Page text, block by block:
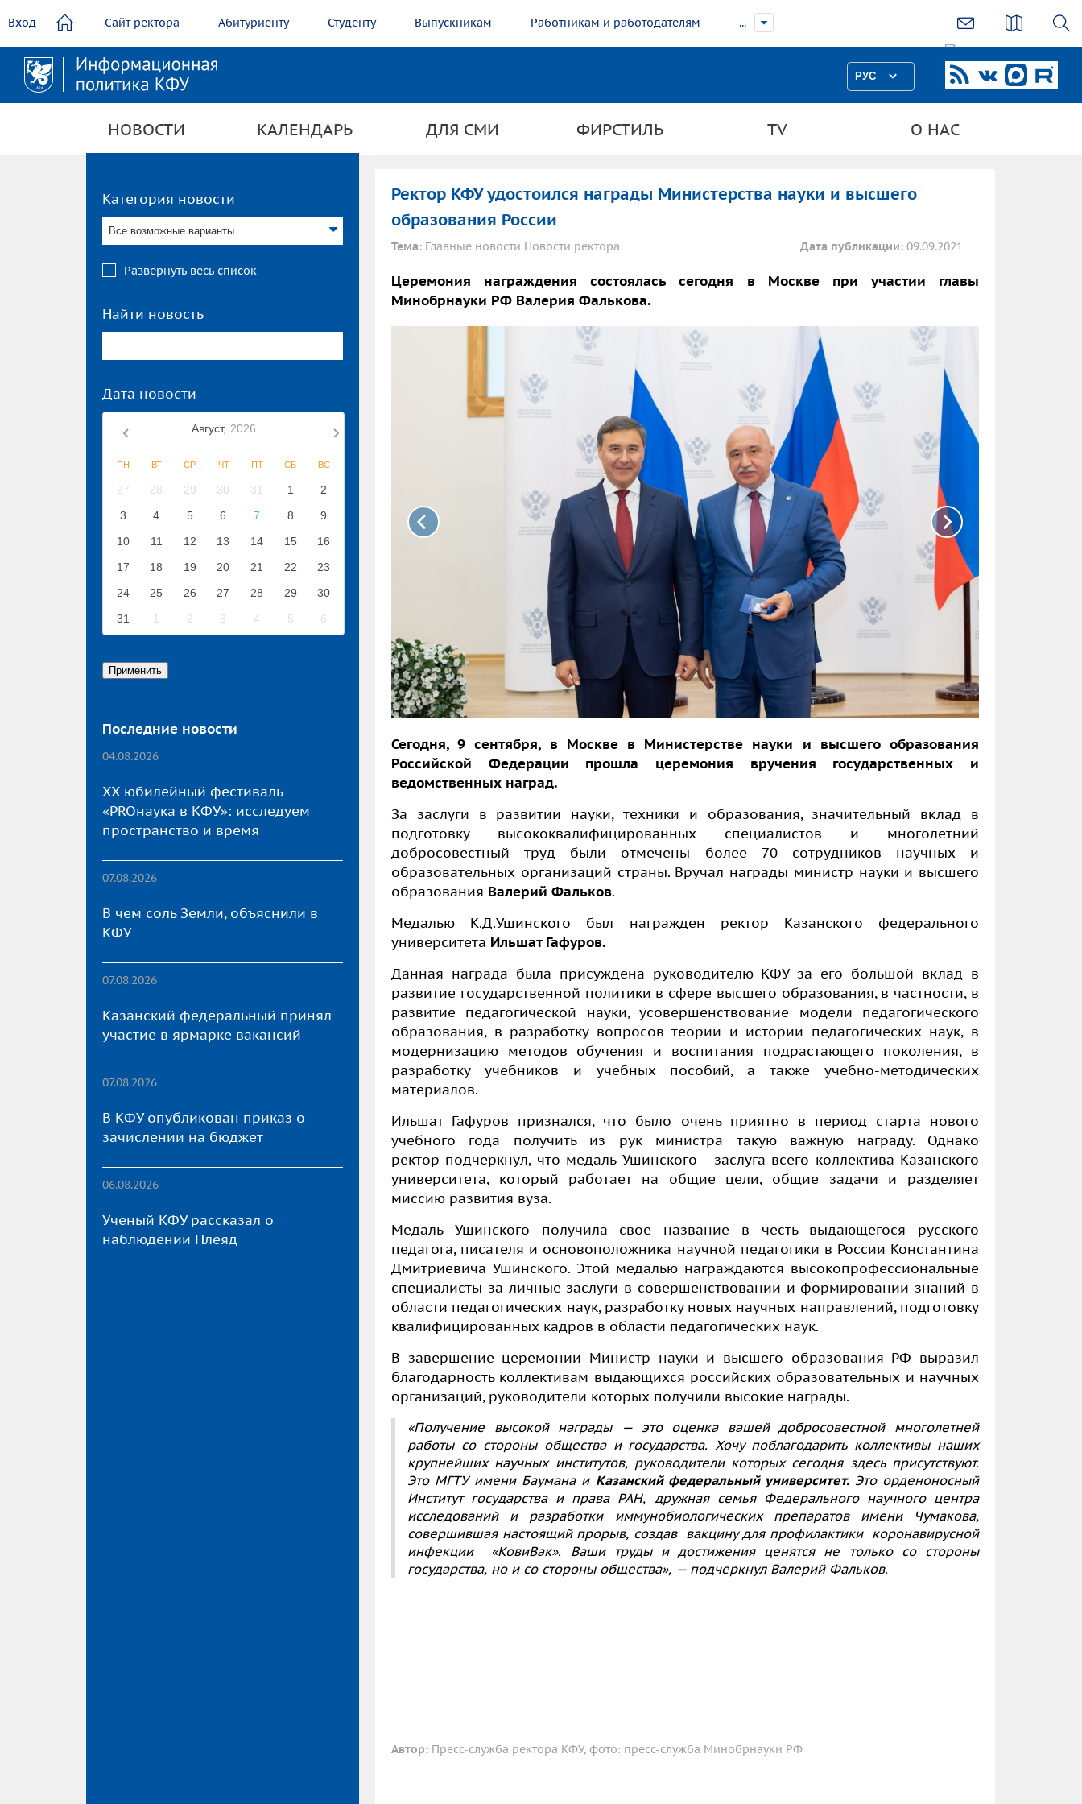
содержанию
Вход Сайт ректора Абитуриенту Студенту Выпускникам Работникам и работодателям ...
РУС
НОВОСТИ КАЛЕНДАРЬ ДЛЯ СМИ ФИРСТИЛЬ TV О НАС
Категория новости
Все возможные варианты
Развернуть весь список
Найти новость
Дата новости
Август, 2026
ПН ВТ СР ЧТ ПТ СБ ВС
27 28 29 30 31 1
2
3
4 5 6 7 8
9
10
11 12 13 14 15
16
17
18 19 20 21 22
23
24
25 26 27 28 29
30
31
1 2 3 4 5 6
Последние новости
04.08.2026
XX юбилейный фестиваль
«PROнаука в КФУ»: исследуем
пространство и время
07.08.2026
В чем соль Земли, объяснили в
КФУ
07.08.2026
Казанский федеральный принял
участие в ярмарке вакансий
07.08.2026
В КФУ опубликован приказ о
зачислении на бюджет
06.08.2026
Ученый КФУ рассказал о
наблюдении Плеяд
Ректор КФУ удостоился награды Министерства науки и высшего
образования России
Тема: Главные новости Новости ректора Дата публикации: 09.09.2021
Церемония награждения состоялась сегодня в Москве при участии главы
Минобрнауки РФ Валерия Фалькова.
Сегодня, 9 сентября, в Москве в Министерстве науки и высшего образования
Российской Федерации прошла церемония вручения государственных и
ведомственных наград.
За заслуги в развитии науки, техники и образования, значительный вклад в
подготовку высококвалифицированных специалистов и многолетний
добросовестный труд были отмечены более 70 сотрудников научных и
образовательных организаций страны. Вручал награды министр науки и высшего
образования Валерий Фальков.
Медалью К.Д.Ушинского был награжден ректор Казанского федерального
университета Ильшат Гафуров.
Данная награда была присуждена руководителю КФУ за его большой вклад в
развитие государственной политики в сфере высшего образования, в частности, в
развитие педагогической науки, усовершенствование модели педагогического
образования, в разработку вопросов теории и истории педагогических наук, в
модернизацию методов обучения и воспитания подрастающего поколения, в
разработку учебников и учебных пособий, а также учебно-методических
материалов.
Ильшат Гафуров признался, что было очень приятно в период старта нового
учебного года получить из рук министра такую важную награду. Однако
ректор подчеркнул, что медаль Ушинского - заслуга всего коллектива Казанского
университета, который работает на общие цели, общие задачи и разделяет
миссию развития вуза.
Медаль Ушинского получила свое название в честь выдающегося русского
педагога, писателя и основоположника научной педагогики в России Константина
Дмитриевича Ушинского. Этой медалью награждаются высокопрофессиональные
специалисты за личные заслуги в совершенствовании и формировании знаний в
области педагогических наук, разработку новых научных направлений, подготовку
квалифицированных кадров в области педагогических наук.
В завершение церемонии Министр науки и высшего образования РФ выразил
благодарность коллективам выдающихся российских образовательных и научных
организаций, руководители которых получили высокие награды.
«Получение высокой награды — это оценка вашей добросовестной многолетней
работы со стороны общества и государства. Хочу поблагодарить коллективы наших
крупнейших научных институтов, руководители которых сегодня здесь присутствуют.
Это МГТУ имени Баумана и Казанский федеральный университет.Это орденоносный
Институт государства и права РАН, дружная семья Федерального научного центра
исследований и разработки иммунобиологических препаратов имени Чумакова,
совершившая настоящий прорыв, создав вакцину для профилактики коронавирусной
инфекции «КовиВак». Ваши труды и достижения ценятся не только со стороны
государства, но и со стороны общества», — подчеркнул Валерий Фальков.
Автор: Пресс-служба ректора КФУ, фото: пресс-служба Минобрнауки РФ